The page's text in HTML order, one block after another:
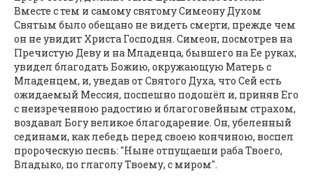
Вместе с тем и самому святому Симеону Духом
Святым было обещано не видеть смерти, прежде чем
он не увидит Христа Господня. Симеон, посмотрев на
Пречистую Деву и на Младенца, бывшего на Ее руках,
увидел благодать Божию, окружающую Матерь с
Младенцем, и, уведав от Святого Духа, что Сей есть
ожидаемый Мессия, поспешно подошёл и, приняв Его
с неизреченною радостию и благоговейным страхом,
воздавал Богу великое благодарение. Он, убеленный
сединами, как лебедь перед своею кончиною, воспел
пророческую песнь: "Ныне отпущаеши раба Твоего,
Владыко, по глаголу Твоему, с миром".